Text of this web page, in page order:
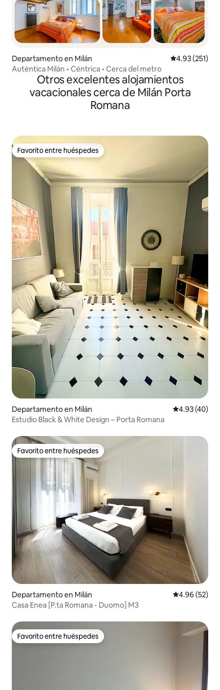
Departamento en Milán Calificación
4.93 (251)
Auténtica Milán • Céntrica • Cerca del metro
Otros excelentes alojamientos
vacacionales cerca de Milán Porta
Romana
Favorito entre huéspedes
Favorito entre huéspedes
Departamento en Milán Calificación
4.93 (40)
Estudio Black & White Design – Porta Romana
Favorito entre huéspedes
Favorito entre huéspedes
Departamento en Milán Calificación
4.96 (52)
Casa Enea [P.ta Romana - Duomo] M3
Favorito entre huéspedes
Favorito entre huéspedes